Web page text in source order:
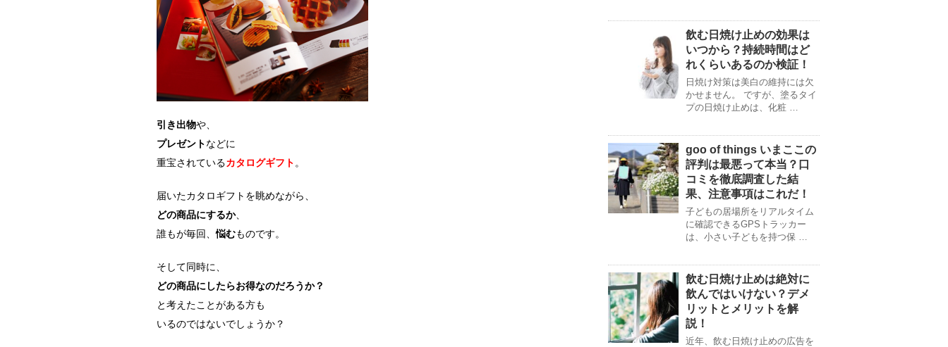
引き出物や、
プレゼントなどに
重宝されているカタログギフト 。
届いたカタロギフトを眺めながら、
どの商品にするか、
誰もが毎回、悩むものです。
そして同時に、
どの商品にしたらお得なのだろうか？
と考えたことがある方も
いるのではないでしょうか？
飲む日焼け止めの効果は
いつから？持続時間はど
れくらいあるのか検証！
日焼け対策は美白の維持には欠
かせません。 ですが、塗るタイ
プの日焼け止めは、化粧 …
goo of things いまここの
評判は最悪って本当？口
コミを徹底調査した結
果、注意事項はこれだ！
子どもの居場所をリアルタイム
に確認できるGPSトラッカー
は、小さい子どもを持つ保 …
飲む日焼け止めは絶対に
飲んではいけない？デメ
リットとメリットを解
説！
近年、飲む日焼け止めの広告を